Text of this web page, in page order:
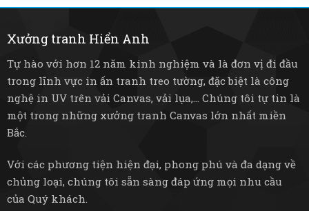
Xưởng tranh Hiển Anh
Tự hào với hơn 12 năm kinh nghiệm và là đơn vị đi đầu
trong lĩnh vực in ấn tranh treo tường, đặc biệt là công
nghệ in UV trên vải Canvas, vải lụa,... Chúng tôi tự tin là
một trong những xưởng tranh Canvas lớn nhất miền
Bắc.
Với các phương tiện hiện đại, phong phú và đa dạng về
chủng loại, chúng tôi sẵn sàng đáp ứng mọi nhu cầu
của Quý khách.